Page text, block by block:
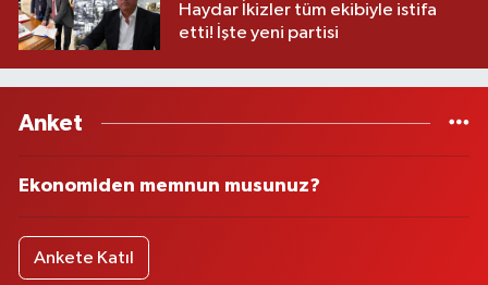
Haydar İkizler tüm ekibiyle istifa
etti! İşte yeni partisi
Anket
Ekonomiden memnun musunuz?
Ankete Katıl